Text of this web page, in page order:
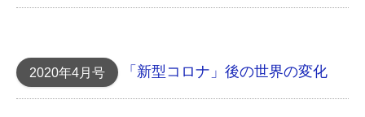
2020年4月号 「新型コロナ」後の世界の変化